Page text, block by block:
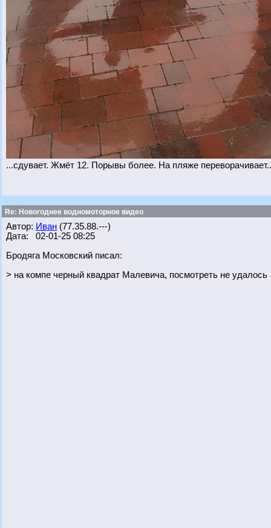
...сдувает. Жмёт 12. Порывы более. На пляже
Re: Новогоднее водномоторное видео
Автор: Иван (77.35.88.---)
Дата: 02-01-25 08:25
Бродяга Московский писал:
> на компе черный квадрат Малевича, посмотреть не удалось